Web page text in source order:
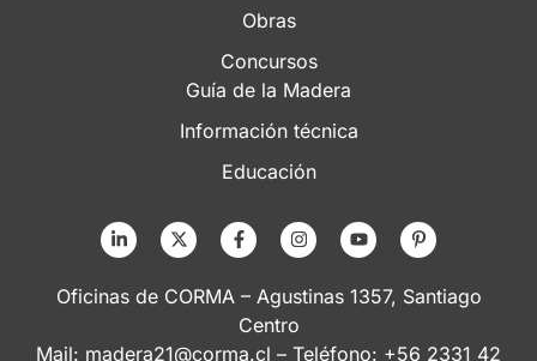
Obras
Concursos
Guía de la Madera
Información técnica
Educación
Oficinas de CORMA – Agustinas 1357, Santiago
Centro
Mail: madera21@corma.cl – Teléfono: +56 2331 42